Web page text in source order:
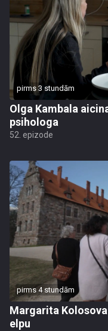
pirms 3 stundām
Olga Kambala
psihologa
52. epizode
pirms 4 stundām
Margarita
elpu